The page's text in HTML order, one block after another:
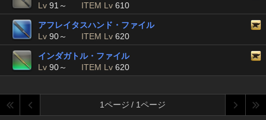
Lv 91～ ITEM Lv 610
アフレイタスハンド・ファイル
Lv 90～ ITEM Lv 620
インダガトル・ファイル
Lv 90～ ITEM Lv 620
1ページ / 1ページ